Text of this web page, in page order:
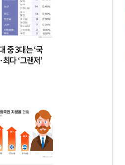
중 3대는 ‘국
다 ‘그랜저’